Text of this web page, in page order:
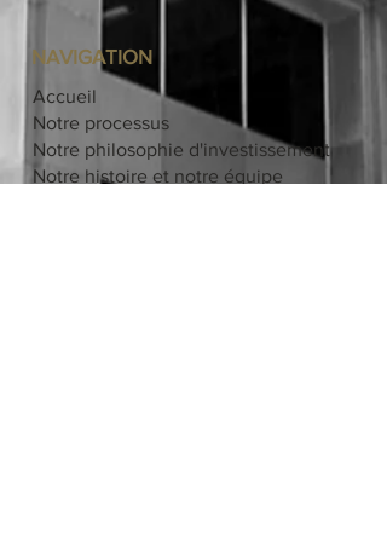
Accueil
Notre processus
Notre philosophie d'investissement
Notre histoire et notre équipe
NAVIGATION